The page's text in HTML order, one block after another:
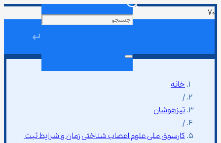
↵
خانه
/
تیزهوشان
/
کارسوق ملی علوم اعصاب شناختی زمان و شرایط ثبت